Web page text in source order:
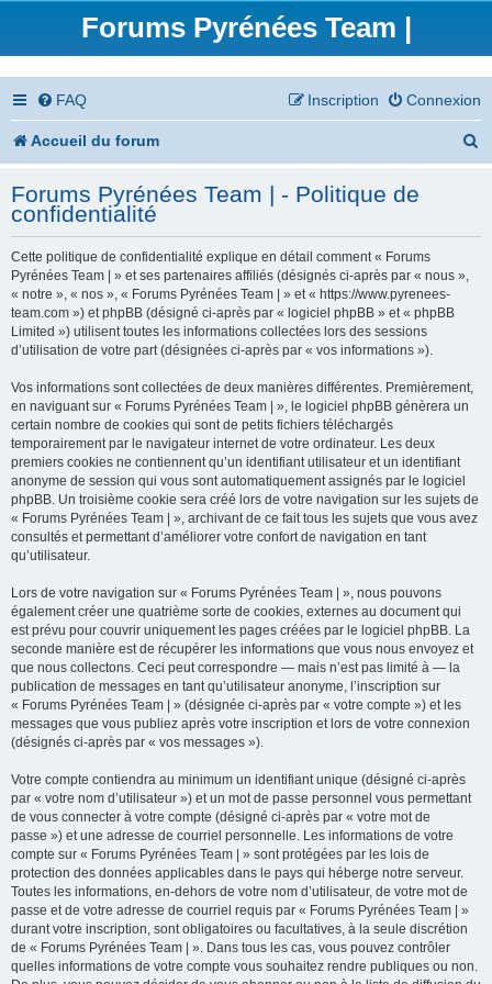
Forums Pyrénées Team |
FAQ Connexion
Inscription
Accueil du forum
h
Forums Pyrénées Team | - Politique de
confidentialité
Cette politique de confidentialité explique en détail comment « Forums
Pyrénées Team | » et ses partenaires affiliés (désignés ci-après par « nous »,
« notre », « nos », « Forums Pyrénées Team | » et « https://www.pyrenees-
team.com ») et phpBB (désigné ci-après par « logiciel phpBB » et « phpBB
Limited ») utilisent toutes les informations collectées lors des sessions
d’utilisation de votre part (désignées ci-après par « vos informations »).
Vos informations sont collectées de deux manières différentes. Premièrement,
en naviguant sur « Forums Pyrénées Team | », le logiciel phpBB génèrera un
certain nombre de cookies qui sont de petits fichiers téléchargés
temporairement par le navigateur internet de votre ordinateur. Les deux
premiers cookies ne contiennent qu’un identifiant utilisateur et un identifiant
anonyme de session qui vous sont automatiquement assignés par le logiciel
phpBB. Un troisième cookie sera créé lors de votre navigation sur les sujets de
« Forums Pyrénées Team | », archivant de ce fait tous les sujets que vous avez
consultés et permettant d’améliorer votre confort de navigation en tant
qu’utilisateur.
Lors de votre navigation sur « Forums Pyrénées Team | », nous pouvons
également créer une quatrième sorte de cookies, externes au document qui
est prévu pour couvrir uniquement les pages créées par le logiciel phpBB. La
seconde manière est de récupérer les informations que vous nous envoyez et
que nous collectons. Ceci peut correspondre — mais n’est pas limité à — la
publication de messages en tant qu’utilisateur anonyme, l’inscription sur
« Forums Pyrénées Team | » (désignée ci-après par « votre compte ») et les
messages que vous publiez après votre inscription et lors de votre connexion
(désignés ci-après par « vos messages »).
Votre compte contiendra au minimum un identifiant unique (désigné ci-après
par « votre nom d’utilisateur ») et un mot de passe personnel vous permettant
de vous connecter à votre compte (désigné ci-après par « votre mot de
passe ») et une adresse de courriel personnelle. Les informations de votre
compte sur « Forums Pyrénées Team | » sont protégées par les lois de
protection des données applicables dans le pays qui héberge notre serveur.
Toutes les informations, en-dehors de votre nom d’utilisateur, de votre mot de
passe et de votre adresse de courriel requis par « Forums Pyrénées Team | »
durant votre inscription, sont obligatoires ou facultatives, à la seule discrétion
de « Forums Pyrénées Team | ». Dans tous les cas, vous pouvez contrôler
quelles informations de votre compte vous souhaitez rendre publiques ou non.